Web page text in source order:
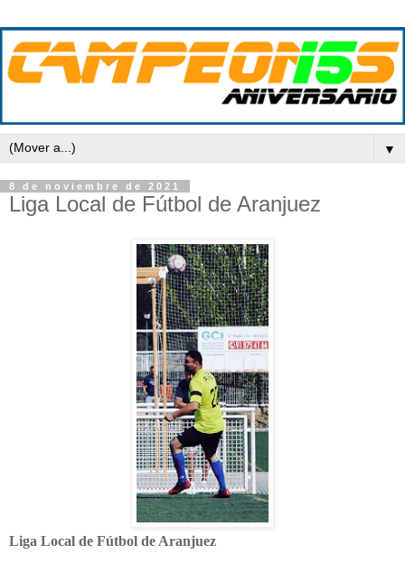
▼
8 de noviembre de 2021
Liga Local de Fútbol de Aranjuez
Liga Local de Fútbol de Aranjuez